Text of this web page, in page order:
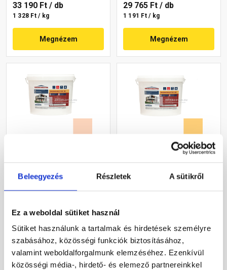
Beleegyezés Részletek A sütikről
Ez a weboldal sütiket használ
Sütiket használunk a tartalmak és hirdetések személyre
szabásához, közösségi funkciók biztosításához,
valamint weboldalforgalmunk elemzéséhez. Ezenkívül
közösségi média-, hirdető- és elemező partnereinkkel
33 190 Ft / db
1 328 Ft / kg
Megnézem
29 765 Ft / db
1 191 Ft / kg
Megnézem
vékonyvakolat, kapart 2
1 226 Ft / kg
Megnézem
vékonyvakolat, kapart 1,5
1 631 Ft / kg
Megnézem